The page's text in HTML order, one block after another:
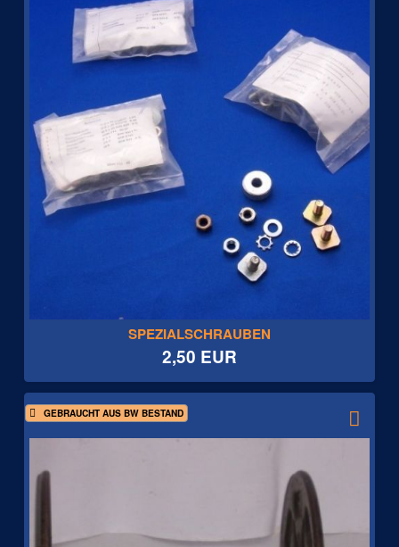
SPEZIALSCHRAUBEN
2,50 EUR
GEBRAUCHT AUS BW BESTAND